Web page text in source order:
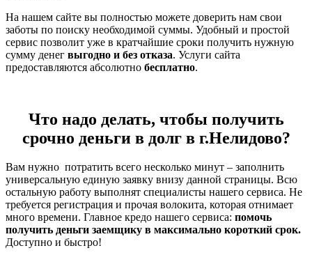
На нашем сайте вы полностью можете доверить нам свои
заботы по поиску необходимой суммы. Удобный и простой
сервис позволит уже в кратчайшие сроки получить нужную
сумму денег выгодно и без отказа. Услуги сайта
предоставляются абсолютно бесплатно.
Что надо делать, чтобы получить
срочно деньги в долг в г.Нелидово?
Вам нужно потратить всего несколько минут – заполнить
универсальную единую заявку внизу данной страницы. Всю
остальную работу выполнят специалисты нашего сервиса. Не
требуется регистрация и прочая волокита, которая отнимает
много времени. Главное кредо нашего сервиса: помочь
получить деньги заемщику в максимально короткий срок.
Доступно и быстро!